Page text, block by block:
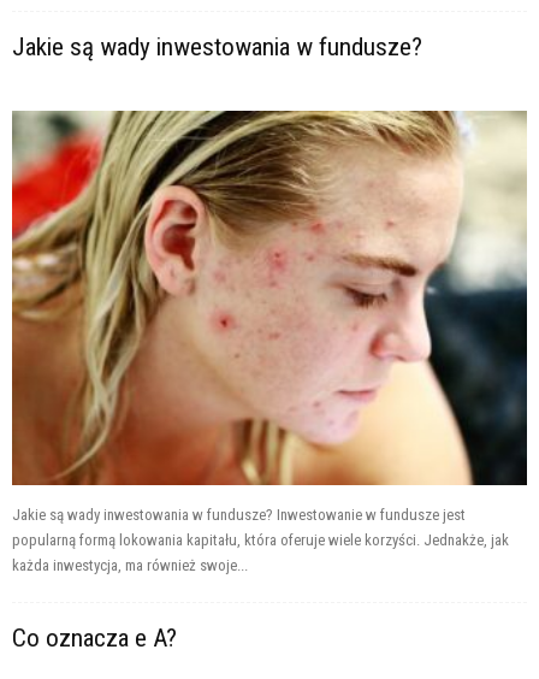
Jakie są wady inwestowania w fundusze?
Jakie są wady inwestowania w fundusze? Inwestowanie w fundusze jest
popularną formą lokowania kapitału, która oferuje wiele korzyści. Jednakże, jak
każda inwestycja, ma również swoje...
Co oznacza e A?